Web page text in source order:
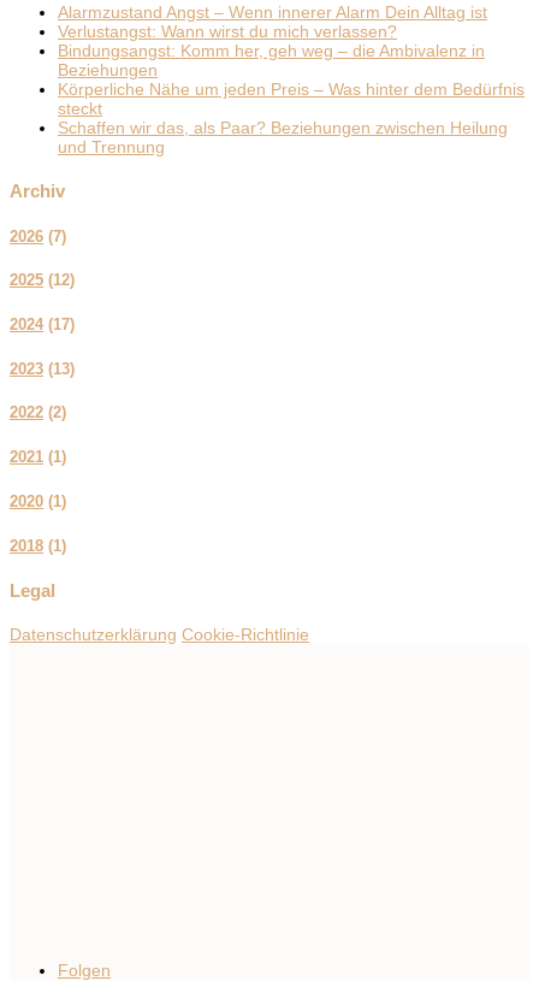
Alarmzustand Angst – Wenn innerer Alarm Dein Alltag ist
Verlustangst: Wann wirst du mich verlassen?
Bindungsangst: Komm her, geh weg – die Ambivalenz in
Beziehungen
Körperliche Nähe um jeden Preis – Was hinter dem Bedürfnis
steckt
Schaffen wir das, als Paar? Beziehungen zwischen Heilung
und Trennung
Archiv
2026 (7)
2025 (12)
2024 (17)
2023 (13)
2022 (2)
2021 (1)
2020 (1)
2018 (1)
Legal
Datenschutzerklärung Cookie-Richtlinie
Folgen